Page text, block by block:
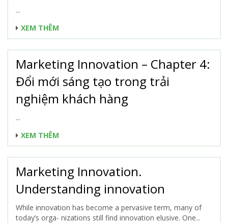
...
XEM THÊM
Marketing Innovation – Chapter 4:
Đổi mới sáng tạo trong trải
nghiệm khách hàng
...
XEM THÊM
Marketing Innovation.
Understanding innovation
While innovation has become a pervasive term, many of
today’s orga- nizations still find innovation elusive. One...